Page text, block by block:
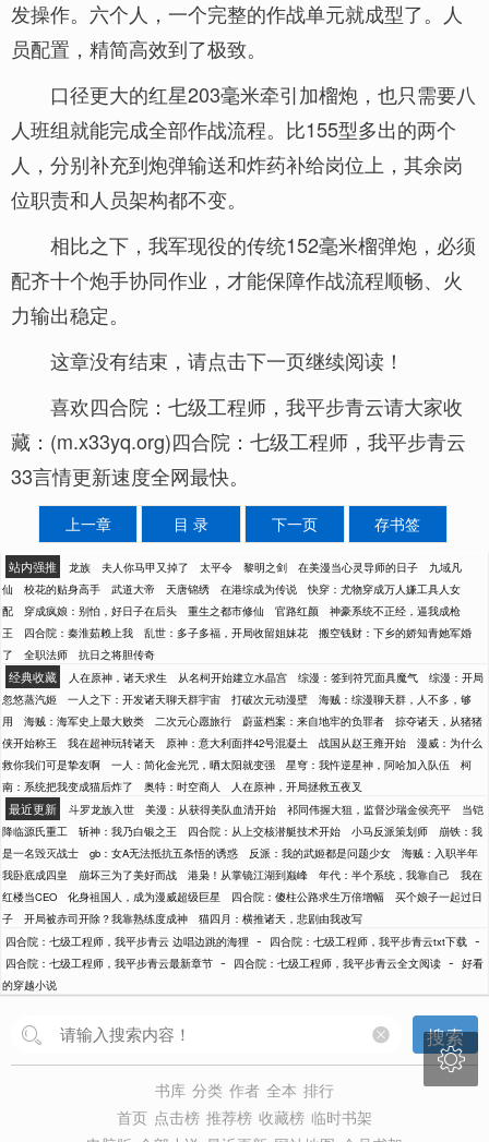
发操作。六个人，一个完整的作战单元就成型了。人
员配置，精简高效到了极致。
口径更大的红星203毫米牵引加榴炮，也只需要八
人班组就能完成全部作战流程。比155型多出的两个
人，分别补充到炮弹输送和炸药补给岗位上，其余岗
位职责和人员架构都不变。
相比之下，我军现役的传统152毫米榴弹炮，必须
配齐十个炮手协同作业，才能保障作战流程顺畅、火
力输出稳定。
这章没有结束，请点击下一页继续阅读！
喜欢四合院：七级工程师，我平步青云请大家收
藏：(m.x33yq.org)四合院：七级工程师，我平步青云
33言情更新速度全网最快。
上一章 目 录 下一页 存书签
站内强推 龙族 夫人你马甲又掉了 太平令 黎明之剑 在美漫当心灵导师的日子
九域凡
仙
校花的贴身高手 武道大帝 天唐锦绣 在港综成为传说
快穿：尤物穿成万人嫌工具人女
配
穿成疯娘：别怕，好日子在后头 重生之都市修仙 官路红颜
神豪系统不正经，逼我成枪
王
四合院：秦淮茹赖上我 乱世：多子多福，开局收留姐妹花
搬空钱财：下乡的娇知青她军婚
了
全职法师 抗日之将胆传奇
经典收藏 人在原神，诸天求生 从名柯开始建立水晶宫 综漫：签到符咒面具魔气
综漫：开局
忽悠蒸汽姬
一人之下：开发诸天聊天群宇宙 打破次元动漫壁
海贼：综漫聊天群，人不多，够
用
海贼：海军史上最大败类 二次元心愿旅行 蔚蓝档案：来自地牢的负罪者
掠夺诸天，从猪猪
侠开始称王
我在超神玩转诸天 原神：意大利面拌42号混凝土 战国从赵王雍开始
漫威：为什么
救你我们可是挚友啊
一人：简化金光咒，晒太阳就变强 星穹：我忤逆星神，阿哈加入队伍
柯
南：系统把我变成猫后炸了
奥特：时空商人 人在原神，开局拯救五夜叉
最近更新 斗罗龙族入世 美漫：从获得美队血清开始 祁同伟握大狙，监督沙瑞金侯亮平
当铠
降临源氏重工
斩神：我乃白银之王 四合院：从上交核潜艇技术开始 小马反派策划师
崩铁：我
是一名毁灭战士
gb：女A无法抵抗五条悟的诱惑 反派：我的武姬都是问题少女
海贼：入职半年
我卧底成四皇
崩坏三为了美好而战 港枭！从掌镜江湖到巅峰 年代：半个系统，我靠自己
我在
红楼当CEO
化身祖国人，成为漫威超级巨星 四合院：傻柱公路求生万倍增幅
买个娘子一起过日
子
开局被赤司开除？我靠熟练度成神
猫四月：横推诸天，悲剧由我改写
四合院：七级工程师，我平步青云 边唱边跳的海狸 - 四合院：七级工程师，我平步青云txt下载 -
四合院：七级工程师，我平步青云最新章节 - 四合院：七级工程师，我平步青云全文阅读 - 好看
的穿越小说
搜索
书库 分类 作者 全本 排行
首页 点击榜 推荐榜 收藏榜 临时书架
